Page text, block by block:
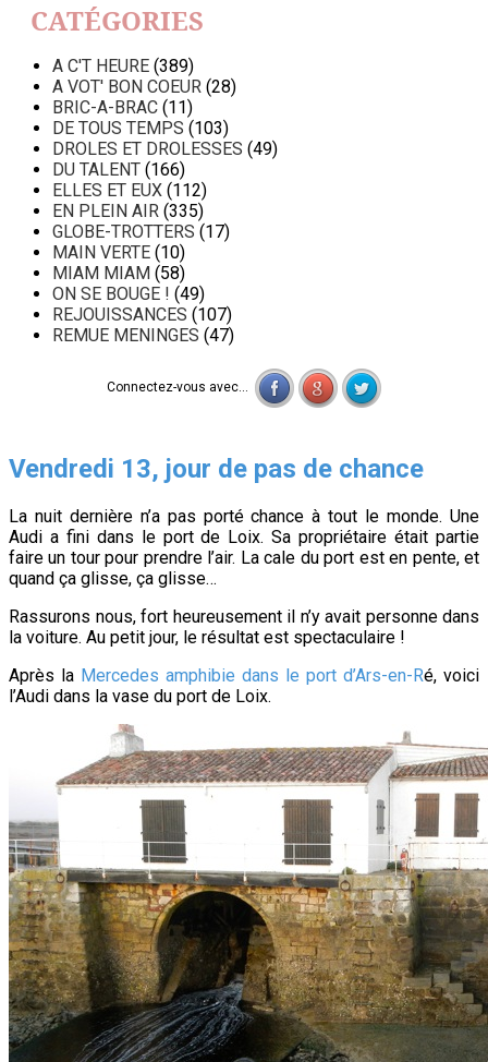
CATÉGORIES
A C'T HEURE (389)
A VOT' BON COEUR (28)
BRIC-A-BRAC (11)
DE TOUS TEMPS (103)
DROLES ET DROLESSES (49)
DU TALENT (166)
ELLES ET EUX (112)
EN PLEIN AIR (335)
GLOBE-TROTTERS (17)
MAIN VERTE (10)
MIAM MIAM (58)
ON SE BOUGE ! (49)
REJOUISSANCES (107)
REMUE MENINGES (47)
Connectez-vous avec...
Vendredi 13, jour de pas de chance
La nuit dernière n’a pas porté chance à tout le monde. Une
Audi a fini dans le port de Loix. Sa propriétaire était partie
faire un tour pour prendre l’air. La cale du port est en pente, et
quand ça glisse, ça glisse…
Rassurons nous, fort heureusement il n’y avait personne dans
la voiture. Au petit jour, le résultat est spectaculaire !
Après la Mercedes amphibie dans le port d’Ars-en-Ré, voici
l’Audi dans la vase du port de Loix.